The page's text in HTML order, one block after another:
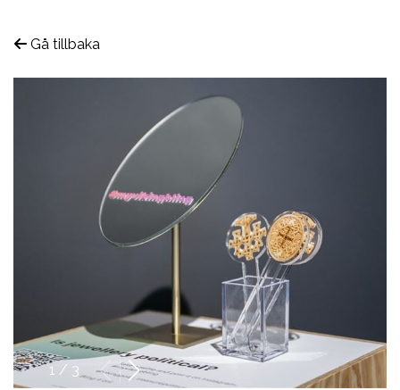
Gå tillbaka
1 / 3